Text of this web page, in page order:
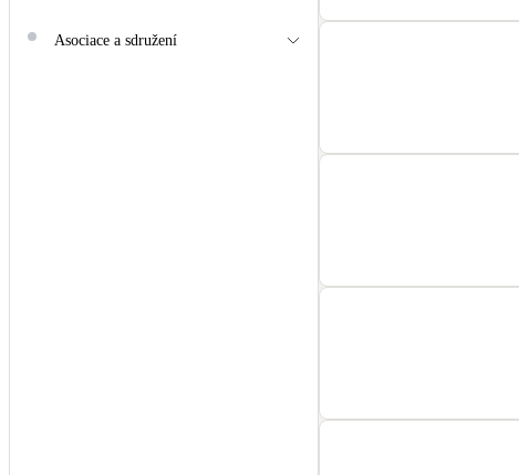
Asociace a sdružení